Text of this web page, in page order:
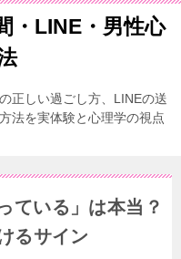
・LINE・男性心
正しい過ごし方、LINEの送
法を実体験と心理学の視点
ている」は本当？
るサイン